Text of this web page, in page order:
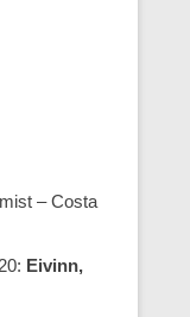
– Costa
Eivinn,